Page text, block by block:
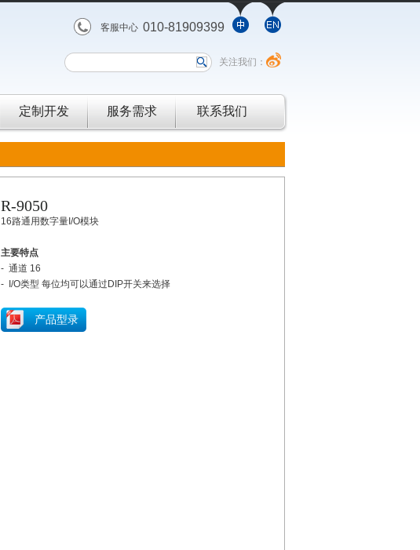
客服中心 010-81909399
关注我们：
定制开发 服务需求 联系我们
R-9050
16路通用数字量I/O模块
主要特点
- 通道 16
- I/O类型 每位均可以通过DIP开关来选择
产品型录